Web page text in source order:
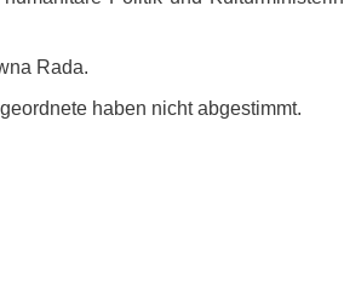
Rada.
haben nicht abgestimmt.